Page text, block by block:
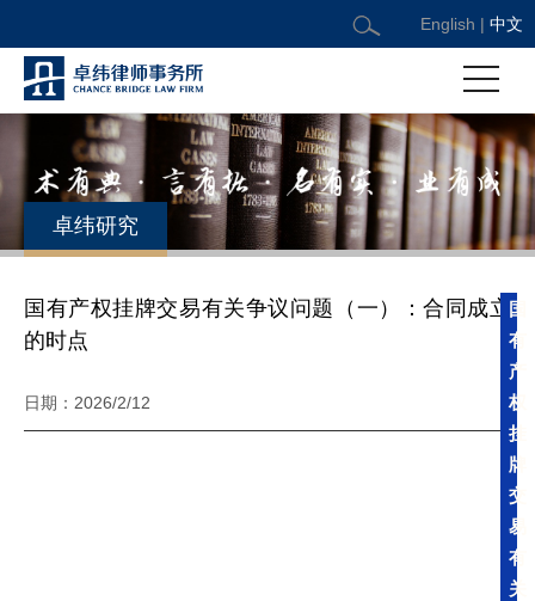
English | 中文
卓纬研究
国有产权挂牌交易有关争议问题（一）：合同成立
的时点
日期：2026/2/12
国
有
产
权
挂
牌
交
易
有
关